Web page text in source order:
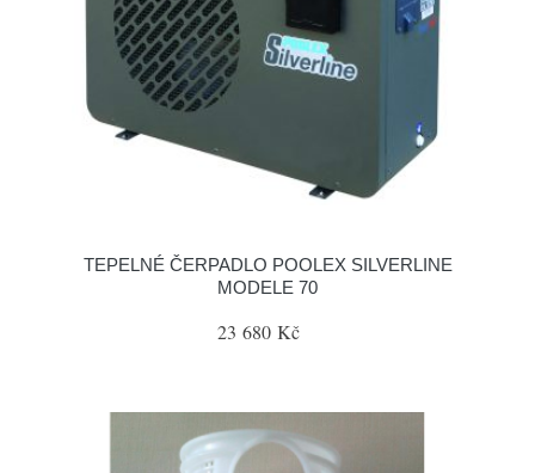
TEPELNÉ ČERPADLO POOLEX SILVERLINE
MODELE 70
23 680 Kč